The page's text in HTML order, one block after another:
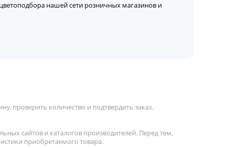
нашей сети розничных магазинов и
проверить количество и подтвердить заказ.
сайтов и каталогов производителей. Перед тем,
приобретаемого товара.